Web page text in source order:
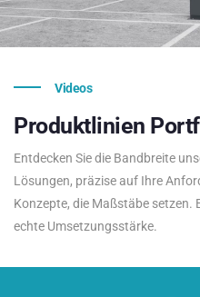
Videos
Produktlinien
Entdecken Sie die Bandbreite
Lösungen, präzise auf Ihre
Konzepte, die Maßstäbe setzen.
echte Umsetzungsstärke.